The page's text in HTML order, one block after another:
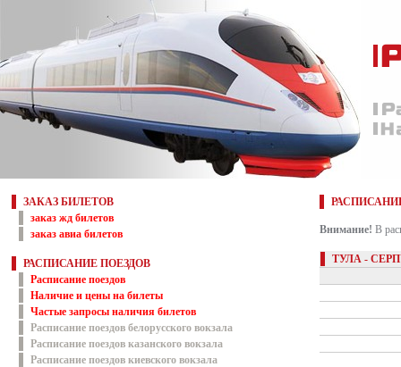
ЗАКАЗ БИЛЕТОВ
заказ жд билетов
заказ авиа билетов
РАСПИСАНИЕ ПОЕЗДОВ
Расписание поездов
Наличие и цены на билеты
Частые запросы наличия билетов
Расписание поездов белорусского вокзала
Расписание поездов казанского вокзала
Расписание поездов киевского вокзала
Внимание! В
ТУЛА -